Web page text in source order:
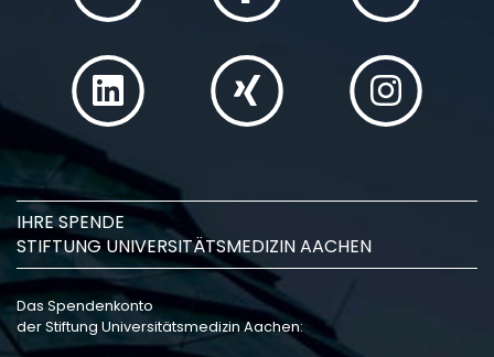
IHRE SPENDE
STIFTUNG UNIVERSITÄTSMEDIZIN AACHEN
Das Spendenkonto
der Stiftung Universitätsmedizin Aachen: